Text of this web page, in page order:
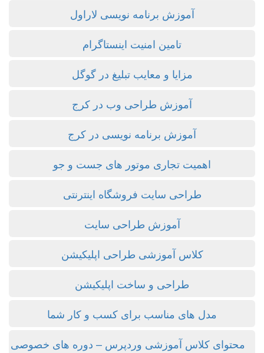
آموزش برنامه نویسی لاراول
تامین امنیت اینستاگرام
مزایا و معایب تبلیغ در گوگل
آموزش طراحی وب در کرج
آموزش برنامه نویسی در کرج
اهمیت تجاری موتور های جست و جو
طراحی سایت فروشگاه اینترنتی
آموزش طراحی سایت
کلاس آموزشی طراحی اپلیکیشن
طراحی و ساخت اپلیکیشن
مدل های مناسب برای کسب و کار شما
محتوای کلاس آموزشی وردپرس – دوره های خصوصی